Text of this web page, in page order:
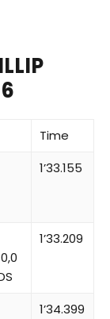
Time
1’33.155
1’33.209
1’34.399